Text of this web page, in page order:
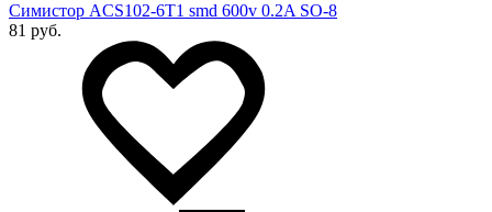
Симистор ACS102-6T1 smd 600v 0.2A SO-8
81 руб.